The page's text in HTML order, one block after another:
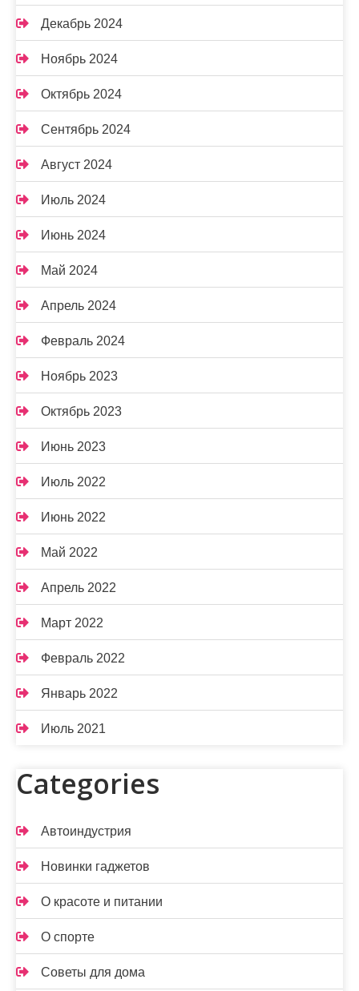
Декабрь 2024
Ноябрь 2024
Октябрь 2024
Сентябрь 2024
Август 2024
Июль 2024
Июнь 2024
Май 2024
Апрель 2024
Февраль 2024
Ноябрь 2023
Октябрь 2023
Июнь 2023
Июль 2022
Июнь 2022
Май 2022
Апрель 2022
Март 2022
Февраль 2022
Январь 2022
Июль 2021
Categories
Автоиндустрия
Новинки гаджетов
О красоте и питании
О спорте
Советы для дома